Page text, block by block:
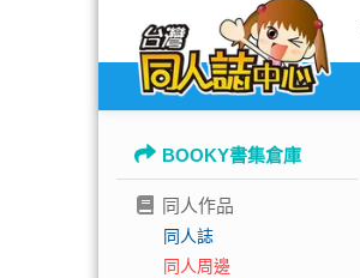
BOOKY書集倉庫
同人作品
同人誌
同人周邊